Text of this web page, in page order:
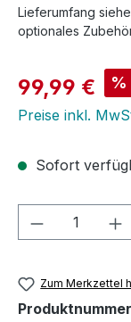
Lieferumfang
optionales
Verkaufspreis:
99,99 € %
Preise inkl.
Sofort
Produkt
Zum Merkzettel